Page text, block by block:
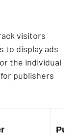
visitors
to display ads
the individual
publishers